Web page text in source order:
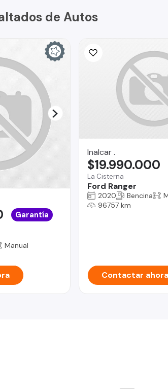
de Autos
Garantía
Manual
Inalcar .
La Cisterna
Ford Ranger
$19.990.000
2020 Bencina
96757 km
Contactar ahora